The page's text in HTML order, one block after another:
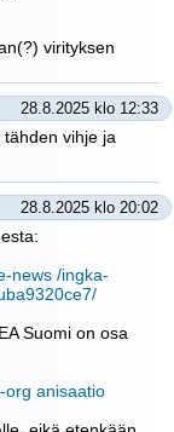
virityksen
28.8.2025 klo 12:33
vihje ja
28.8.2025 klo 20:02
news /ingka-
Suomi on osa
org anisaatio